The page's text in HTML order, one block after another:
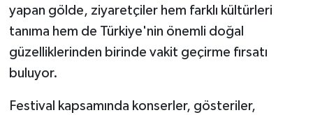
yapan gölde, ziyaretçiler hem farklı kültürleri
tanıma hem de Türkiye'nin önemli doğal
güzelliklerinden birinde vakit geçirme fırsatı
buluyor.
Festival kapsamında konserler, gösteriler,